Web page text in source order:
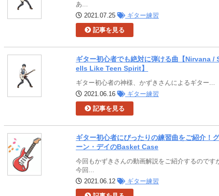
あ...
2021.07.25
ギター練習
記事を見る
ギター初心者でも絶対に弾ける曲【Nirvana /
ells Like Teen Spirit】
ギター初心者の神様、かずきさんによるギター...
2021.06.16
ギター練習
記事を見る
ギター初心者にぴったりの練習曲をご紹介！
ーン・デイのBasket Case
今回もかずきさんの動画解説をご紹介するのです
今回...
2021.06.12
ギター練習